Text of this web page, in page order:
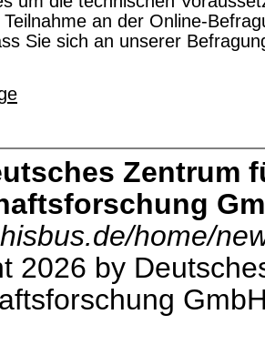
an der Online-
Sie sich an unserer
Zentrum
home/
2026 by